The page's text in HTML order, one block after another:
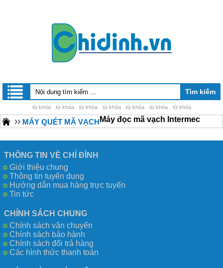
từ khóa từ khóa từ khóa từ khóa từ khóa từ khóa từ khóa
MÁY QUÉT MÃ VẠCH Máy đọc mã vạch Intermec
THÔNG TIN VỀ CHÍ ĐÌNH
Giới thiệu chung
Thông tin tuyển dụng
Hướng dẫn mua hàng trực tuyến
Tin tức
CHÍNH SÁCH CHUNG
Chính sách vận chuyển
Chính sách bảo hành
Chính sách đổi trả hàng
Các hình thức thanh toán